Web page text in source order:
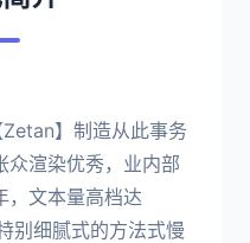
】制造从此事务
众渲染优秀，业内部
，文本量高档达
别细腻式的方法式慢